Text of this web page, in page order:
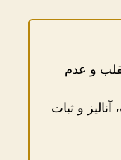
و عدم
و ثبات